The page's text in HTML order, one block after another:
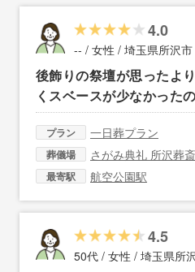
4.0
-- / 女性 / 埼玉県所沢市
後飾りの祭壇が思ったよ
くスベースが少なかった
プラン 一日葬プラン
葬儀場 さがみ典礼 所沢葬
最寄駅 航空公園駅
4.5
50代 / 女性 / 埼玉県所